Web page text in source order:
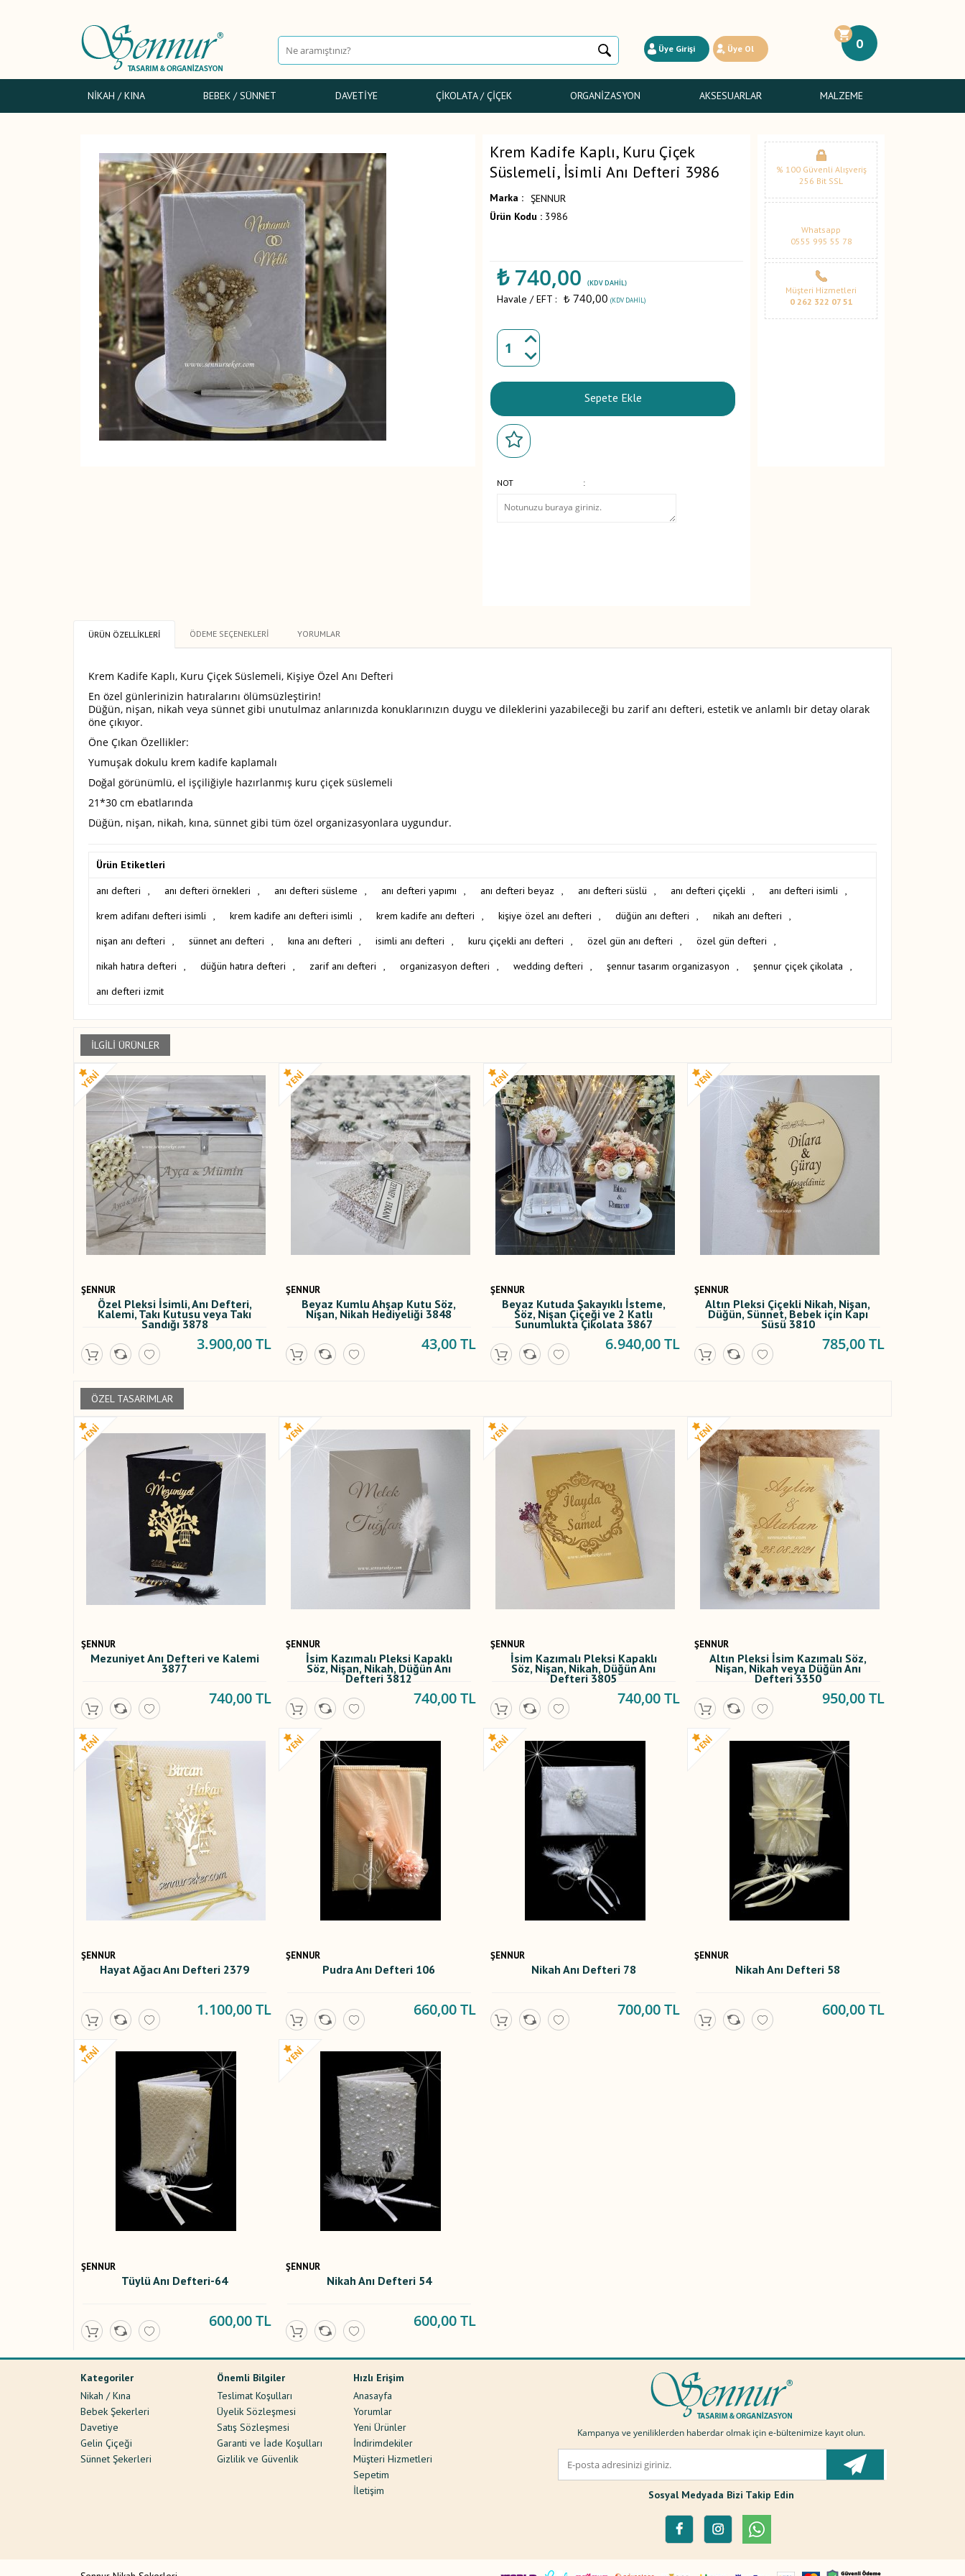
0
Üye Girişi Üye Ol
NIKAH / KINA BEBEK / SÜNNET DAVETIYE ÇIKOLATA / ÇIÇEK ORGANIZASYON AKSESUARLAR MALZEME
Krem Kadife Kaplı, Kuru Çiçek
Süslemeli, İsimli Anı Defteri 3986
Marka : ŞENNUR
Ürün Kodu : 3986
₺740,00 (KDV DAHIL)
Havale / EFT : ₺ 740,00 (KDV DAHIL)
Sepete Ekle
NOT :
% 100 Güvenli Alışveriş
256 Bit SSL
Whatsapp
0555 995 55 78
Müşteri Hizmetleri
0 262 322 07 51
ÜRÜN ÖZELLIKLERI ÖDEME SEÇENEKLERI YORUMLAR
Krem Kadife Kaplı, Kuru Çiçek Süslemeli, Kişiye Özel Anı Defteri
En özel günlerinizin hatıralarını ölümsüzleştirin!
Düğün, nişan, nikah veya sünnet gibi unutulmaz anlarınızda konuklarınızın duygu ve dileklerini yazabileceği bu zarif anı defteri, estetik ve anlamlı bir detay olarak
öne çıkıyor.
Öne Çıkan Özellikler:
Yumuşak dokulu krem kadife kaplamalı
Doğal görünümlü, el işçiliğiyle hazırlanmış kuru çiçek süslemeli
21*30 cm ebatlarında
Düğün, nişan, nikah, kına, sünnet gibi tüm özel organizasyonlara uygundur.
Ürün Etiketleri
anı defteri
, anı defteri örnekleri , anı defteri süsleme , anı defteri yapımı , anı defteri beyaz , anı defteri süslü , anı defteri çiçekli , anı defteri isimli
,
krem adifanı defteri isimli
, krem kadife anı defteri isimli , krem kadife anı defteri , kişiye özel anı defteri , düğün anı defteri , nikah anı defteri
,
nişan anı defteri
, sünnet anı defteri , kına anı defteri , isimli anı defteri , kuru çiçekli anı defteri , özel gün anı defteri , özel gün defteri
,
nikah hatıra defteri
, düğün hatıra defteri , zarif anı defteri , organizasyon defteri , wedding defteri , şennur tasarım organizasyon , şennur çiçek çikolata
,
anı defteri izmit
İLGILI ÜRÜNLER
ŞENNUR
Özel Pleksi İsimli, Anı Defteri,
Kalemi, Takı Kutusu veya Takı
Sandığı 3878
3.900,00 TL
ŞENNUR
Beyaz Kumlu Ahşap Kutu Söz,
Nişan, Nikah Hediyeliği 3848
43,00 TL
ŞENNUR
Beyaz Kutuda Şakayıklı İsteme,
Söz, Nişan Çiçeği ve 2 Katlı
Sunumlukta Çikolata 3867
6.940,00 TL
ŞENNUR
Altın Pleksi Çiçekli Nikah, Nişan,
Düğün, Sünnet, Bebek için Kapı
Süsü 3810
785,00 TL
ÖZEL TASARIMLAR
ŞENNUR
Mezuniyet Anı Defteri ve Kalemi
3877
740,00 TL
ŞENNUR
İsim Kazımalı Pleksi Kapaklı
Söz, Nişan, Nikah, Düğün Anı
Defteri 3812
740,00 TL
ŞENNUR
İsim Kazımalı Pleksi Kapaklı
Söz, Nişan, Nikah, Düğün Anı
Defteri 3805
740,00 TL
ŞENNUR
Altın Pleksi İsim Kazımalı Söz,
Nişan, Nikah veya Düğün Anı
Defteri 3350
950,00 TL
ŞENNUR
Hayat Ağacı Anı Defteri 2379
1.100,00 TL
ŞENNUR
Pudra Anı Defteri 106
660,00 TL
ŞENNUR
Nikah Anı Defteri 78
700,00 TL
ŞENNUR
Nikah Anı Defteri 58
600,00 TL
ŞENNUR
Tüylü Anı Defteri-64
600,00 TL
ŞENNUR
Nikah Anı Defteri 54
600,00 TL
Kategoriler
Nikah / Kına
Bebek Şekerleri
Davetiye
Gelin Çiçeği
Sünnet Şekerleri
Önemli Bilgiler
Teslimat Koşulları
Üyelik Sözleşmesi
Satış Sözleşmesi
Garanti ve İade Koşulları
Gizlilik ve Güvenlik
Hızlı Erişim
Anasayfa
Yorumlar
Yeni Ürünler
İndirimdekiler
Müşteri Hizmetleri
Sepetim
İletişim
Kampanya ve yeniliklerden haberdar olmak için e-bültenimize kayıt olun.
Sosyal Medyada Bizi Takip Edin